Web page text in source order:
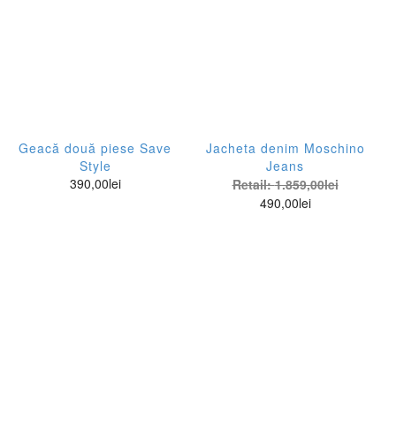
Geacă două piese Save
Style
390,00lei
Jacheta denim Moschino
Jeans
Retail:1.859,00lei
490,00lei